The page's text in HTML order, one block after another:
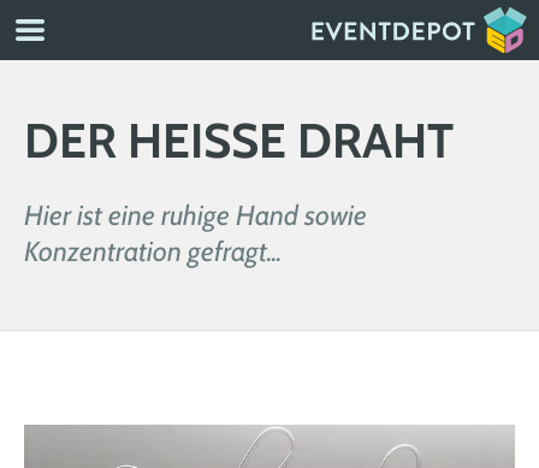
DER HEISSE DRAHT
Hier ist eine ruhige Hand sowie
Konzentration gefragt...